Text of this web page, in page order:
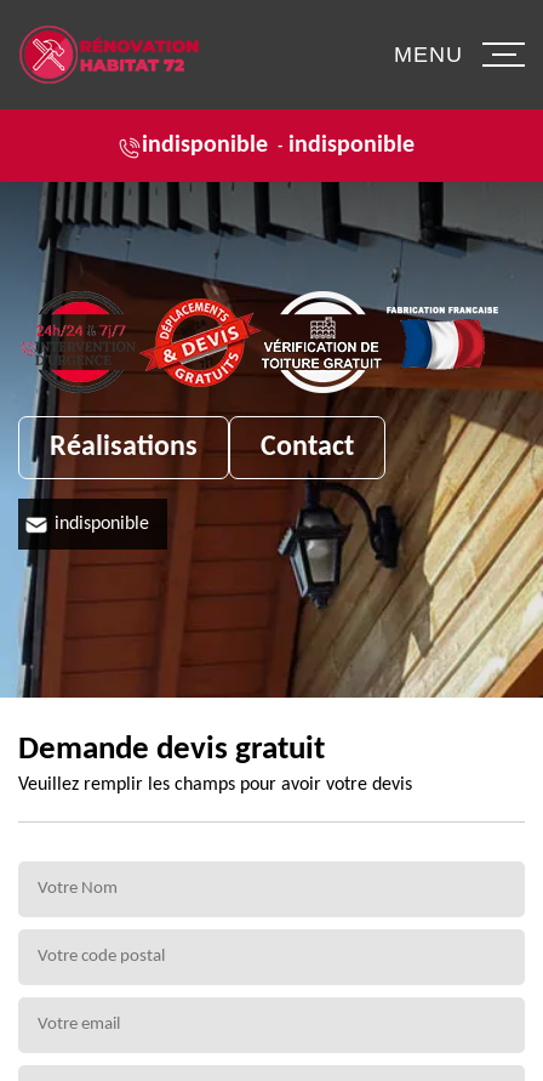
indisponible - indisponible
MENU
Réalisations Contact
indisponible
Demande devis gratuit
Veuillez remplir les champs pour avoir votre devis